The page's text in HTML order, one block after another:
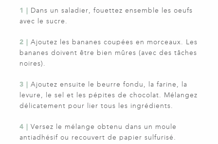
1 | Dans un saladier, fouettez ensemble les oeufs
avec le sucre.
2 | Ajoutez les bananes coupées en morceaux. Les
bananes doivent être bien mûres (avec des tâches
noires).
3 | Ajoutez ensuite le beurre fondu, la farine, la
levure, le sel et les pépites de chocolat. Mélangez
délicatement pour lier tous les ingrédients.
4 | Versez le mélange obtenu dans un moule
antiadhésif ou recouvert de papier sulfurisé.